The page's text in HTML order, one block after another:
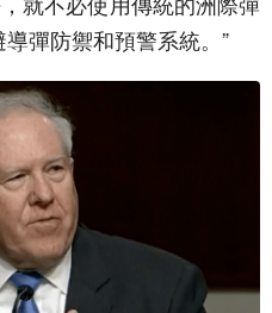
彈防禦和預警系統。”